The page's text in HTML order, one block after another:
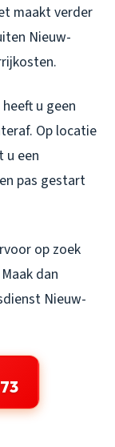
maakt verder
Nieuw-
u geen
Op locatie
u een
pas gestart
op zoek
dan
Nieuw-